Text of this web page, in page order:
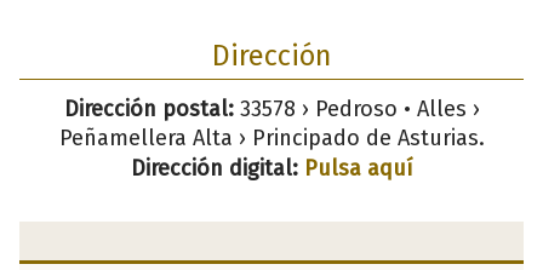
Dirección
Dirección postal:33578 › Pedroso • Alles ›
Peñamellera Alta › Principado de Asturias.
Dirección digital: Pulsa aquí